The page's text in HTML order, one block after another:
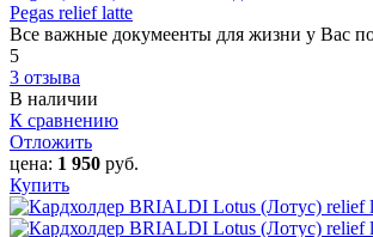
Pegas relief latte
Все важные докумеенты для жизни у Вас
5
3 отзыва
В наличии
К сравнению
Отложить
цена: 1 950 руб.
Купить